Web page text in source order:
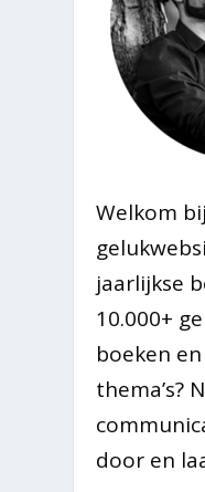
Welkom bij
jaarlijkse
10.000+
boeken
thema’s?
door en